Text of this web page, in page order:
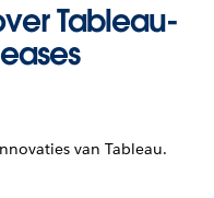
Tableau-
van Tableau.